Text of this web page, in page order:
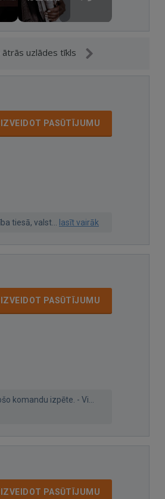
uzlādes tīkls
IZVEIDOT PASŪTĪJUMU
tiesā, valst... lasīt vairāk
IZVEIDOT PASŪTĪJUMU
komandu izpēte. - Vi...
IZVEIDOT PASŪTĪJUMU